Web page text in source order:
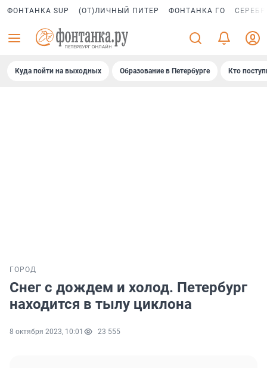
ФОНТАНКА SUP (ОТ)ЛИЧНЫЙ ПИТЕР ФОНТАНКА ГО
Куда пойти на выходных Образование в Петербурге Кто
ГОРОД
Снег с дождем и холод. Петербург
находится в тылу циклона
8 октября 2023, 10:01 23 555